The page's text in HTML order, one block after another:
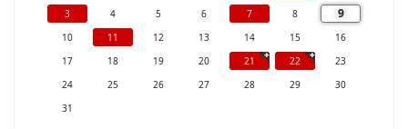
3
4 5 6 7 8 9
10 11 12 13 14 15
16
17
18 19 20 21 22
23
24
25 26 27 28 29
30
31